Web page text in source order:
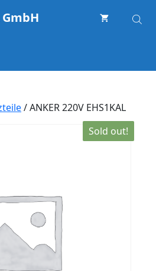
/ ANKER 220V EHS1KAL
Sold out!